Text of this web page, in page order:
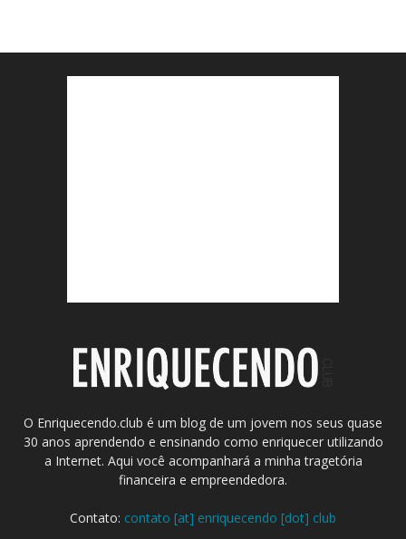
O Enriquecendo.club é um blog de um jovem nos seus quase
30 anos aprendendo e ensinando como enriquecer utilizando
a Internet. Aqui você acompanhará a minha tragetória
financeira e empreendedora.
Contato: contato [at] enriquecendo [dot] club